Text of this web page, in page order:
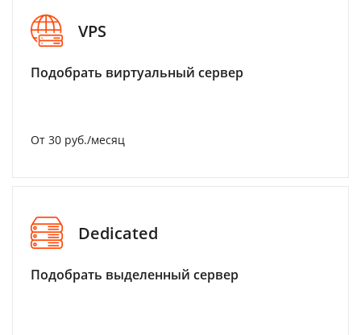
VPS
Подобрать виртуальный сервер
От 30 руб./месяц
Dedicated
Подобрать выделенный сервер